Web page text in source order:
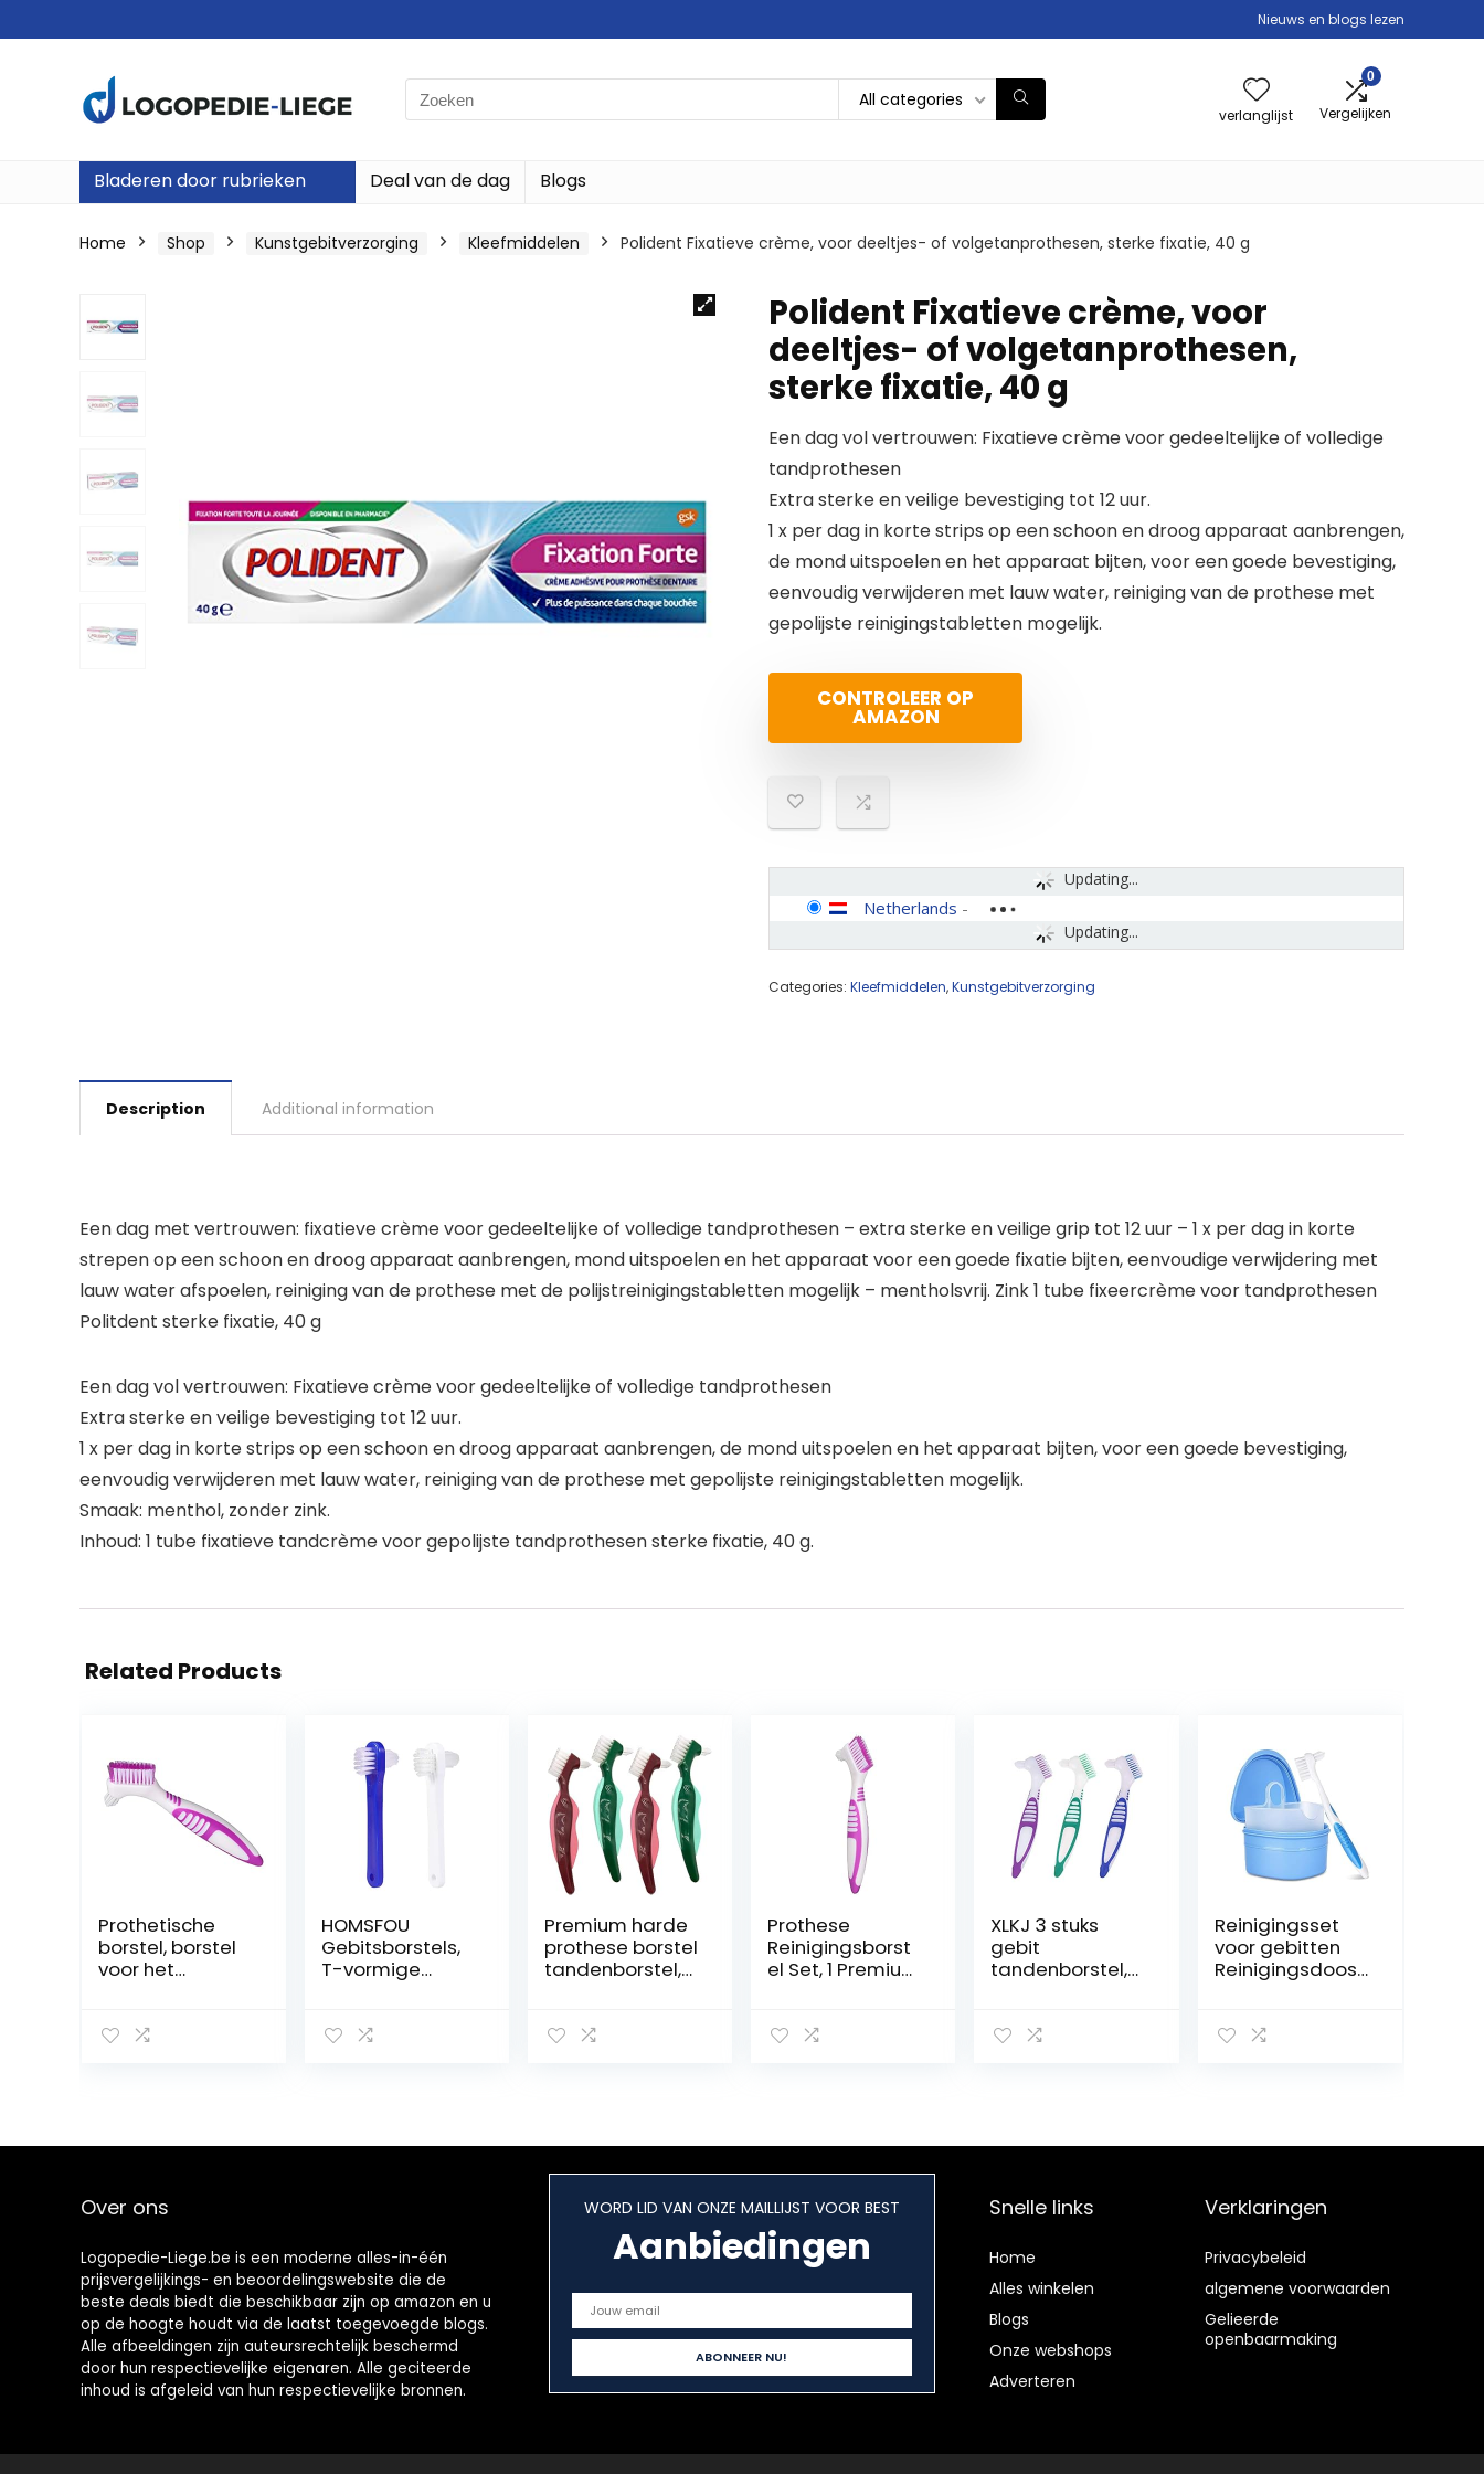
Nieuws en blogs lezen
Search
for:
All categories
verlanglijst
0
Vergelijken
Bladeren door rubrieken Deal van de dag Blogs
Home Shop Kunstgebitverzorging Kleefmiddelen Polident Fixatieve crème, voor deeltjes- of volgetanprothesen, sterke fixatie, 40 g
Polident Fixatieve crème, voor
deeltjes- of volgetanprothesen,
sterke fixatie, 40 g
Een dag vol vertrouwen: Fixatieve crème voor gedeeltelijke of volledige
tandprothesen
Extra sterke en veilige bevestiging tot 12 uur.
1 x per dag in korte strips op een schoon en droog apparaat aanbrengen,
de mond uitspoelen en het apparaat bijten, voor een goede bevestiging,
eenvoudig verwijderen met lauw water, reiniging van de prothese met
gepolijste reinigingstabletten mogelijk.
CONTROLEER OP
AMAZON
Updating...
Updating...
Netherlands -
Categories: Kleefmiddelen,Kunstgebitverzorging
Description Additional information
Een dag met vertrouwen: fixatieve crème voor gedeeltelijke of volledige tandprothesen – extra sterke en veilige grip tot 12 uur – 1 x per dag in korte
strepen op een schoon en droog apparaat aanbrengen, mond uitspoelen en het apparaat voor een goede fixatie bijten, eenvoudige verwijdering met
lauw water afspoelen, reiniging van de prothese met de polijstreinigingstabletten mogelijk – mentholsvrij. Zink 1 tube fixeercrème voor tandprothesen
Politdent sterke fixatie, 40 g
Een dag vol vertrouwen: Fixatieve crème voor gedeeltelijke of volledige tandprothesen
Extra sterke en veilige bevestiging tot 12 uur.
1 x per dag in korte strips op een schoon en droog apparaat aanbrengen, de mond uitspoelen en het apparaat bijten, voor een goede bevestiging,
eenvoudig verwijderen met lauw water, reiniging van de prothese met gepolijste reinigingstabletten mogelijk.
Smaak: menthol, zonder zink.
Inhoud: 1 tube fixatieve tandcrème voor gepolijste tandprothesen sterke fixatie, 40 g.
Related Products
Prothetische
borstel, borstel
voor het
onschadelijk
HOMSFOU
Gebitsborstels,
T-vormige
kop voor
Premium harde
prothese borstel
tandenborstel,
borstelharen en
kunstgebit
verzorging
Prothese
Reinigingsborst
el Set, 1 Premium
Cleaner Set Top
voor Prothese
Zorg
XLKJ 3 stuks
gebit
tandenborstel,G
alse tanden
Reinigingsset
voor gebitten
Reinigingsdoos
tandenborstel
Over ons
Logopedie-Liege.be is een moderne alles-in-één
prijsvergelijkings- en beoordelingswebsite die de
beste deals biedt die beschikbaar zijn op amazon en u
op de hoogte houdt via de laatst toegevoegde blogs.
Alle afbeeldingen zijn auteursrechtelijk beschermd
door hun respectievelijke eigenaren. Alle geciteerde
inhoud is afgeleid van hun respectievelijke bronnen.
WORD LID VAN ONZE MAILLIJST VOOR BEST
Aanbiedingen
Snelle links
Home
Alles winkelen
Blogs
Onze webshops
Adverteren
Verklaringen
Privacybeleid
algemene voorwaarden
Gelieerde
openbaarmaking